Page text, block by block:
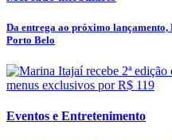
Da entrega ao próximo
Porto Belo
Eventos e Entretenimento